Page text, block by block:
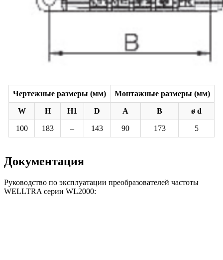
Чертежные размеры (мм) Монтажные размеры (мм)
W H H1 D A B ø d
100 183 – 143 90 173 5
Документация
Руководство по эксплуатации преобразователей частоты
WELLTRA серии WL2000: